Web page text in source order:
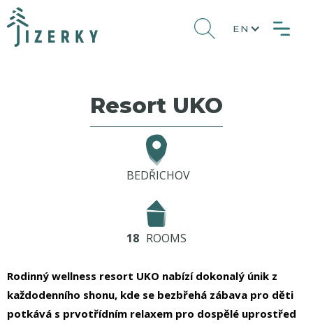
EN
Resort UKO
BEDŘICHOV
18 ROOMS
Rodinný wellness resort UKO nabízí dokonalý únik z
každodenního shonu, kde se bezbřehá zábava pro děti
potkává s prvotřídním relaxem pro dospělé uprostřed